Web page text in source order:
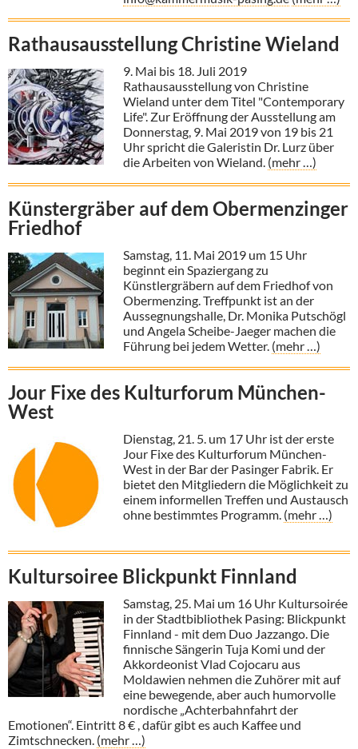
Rathausausstellung Christine Wieland
9. Mai bis 18. Juli 2019
Rathausausstellung von Christine
Wieland unter dem Titel "Contemporary
Life". Zur Eröffnung der Ausstellung am
Donnerstag, 9. Mai 2019 von 19 bis 21
Uhr spricht die Galeristin Dr. Lurz über
die Arbeiten von Wieland. (mehr …)
Künstergräber auf dem Obermenzinger
Friedhof
Samstag, 11. Mai 2019 um 15 Uhr
beginnt ein Spaziergang zu
Künstlergräbern auf dem Friedhof von
Obermenzing. Treffpunkt ist an der
Aussegnungshalle, Dr. Monika Putschögl
und Angela Scheibe-Jaeger machen die
Führung bei jedem Wetter. (mehr …)
Jour Fixe des Kulturforum München-
West
Dienstag, 21. 5. um 17 Uhr ist der erste
Jour Fixe des Kulturforum München-
West in der Bar der Pasinger Fabrik. Er
bietet den Mitgliedern die Möglichkeit zu
einem informellen Treffen und Austausch
ohne bestimmtes Programm. (mehr …)
Kultursoiree Blickpunkt Finnland
Samstag, 25. Mai um 16 Uhr Kultursoirée
in der Stadtbibliothek Pasing: Blickpunkt
Finnland - mit dem Duo Jazzango. Die
finnische Sängerin Tuja Komi und der
Akkordeonist Vlad Cojocaru aus
Moldawien nehmen die Zuhörer mit auf
eine bewegende, aber auch humorvolle
nordische „Achterbahnfahrt der
Emotionen“. Eintritt 8 € , dafür gibt es auch Kaffee und
Zimtschnecken. (mehr …)